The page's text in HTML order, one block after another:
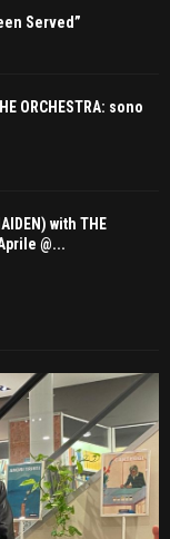
Served”
ORCHESTRA: sono
with THE
@...